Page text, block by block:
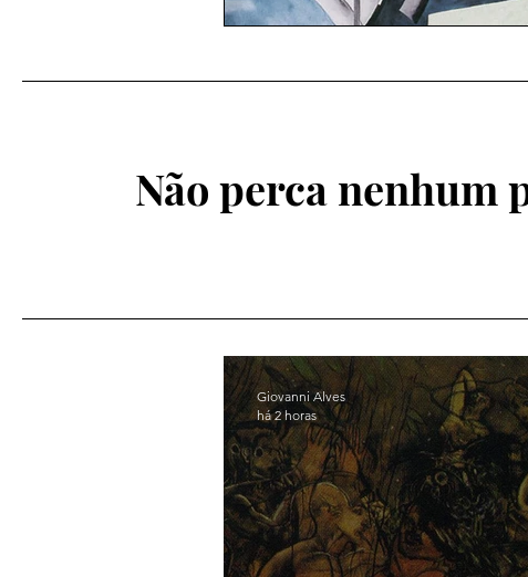
Não perca nenhum
Giovanni Alves
há 2 horas